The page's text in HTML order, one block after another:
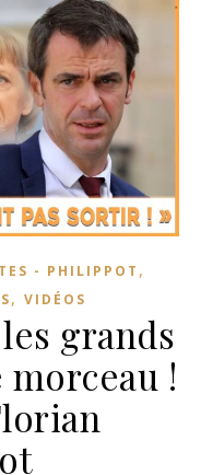
- PHILIPPOT ,
, VIDÉOS
grands
!